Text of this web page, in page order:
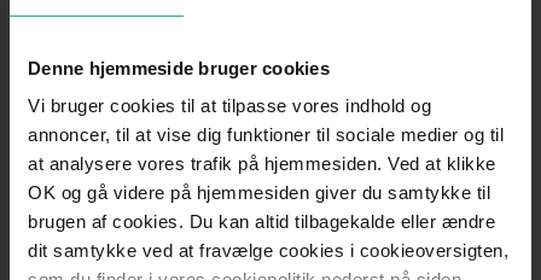
Denne hjemmeside bruger cookies
Vi bruger cookies til at tilpasse vores indhold og
annoncer, til at vise dig funktioner til sociale medier og til
at analysere vores trafik på hjemmesiden. Ved at klikke
OK og gå videre på hjemmesiden giver du samtykke til
brugen af cookies. Du kan altid tilbagekalde eller ændre
dit samtykke ved at fravælge cookies i cookieoversigten,
kontaktformularen.Se vores privatlivspolitik her.
Navn*
Mailadresse